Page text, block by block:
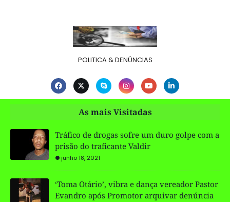
POLITICA & DENÚNCIAS
As mais Visitadas
Tráfico de drogas sofre um duro golpe com a
prisão do traficante Valdir
junho 18, 2021
‘Toma Otário’, vibra e dança vereador Pastor
Evandro após Promotor arquivar denúncia